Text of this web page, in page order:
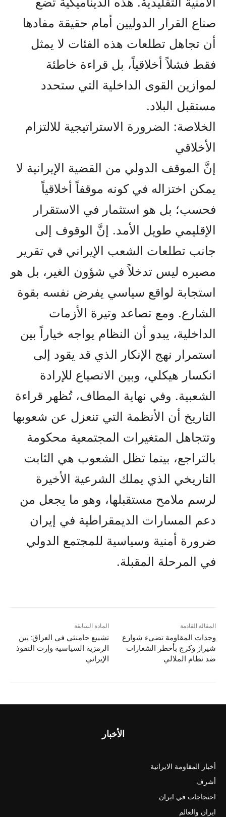
صناع القرار الدوليين أمام حقيقة مفادها
أن تجاهل تطلعات هذه الفئات لا يمثل
فقط فشلاً أخلاقياً، بل قراءة خاطئة
لموازين القوى الداخلية التي ستحدد
مستقبل البلاد.
الخلاصة: الضرورة الاستراتيجية للالتزام
الأخلاقي
إنَّ الموقف الدولي من القضية الإيرانية لا
يمكن اختزاله في كونه موقفاً أخلاقياً
فحسب؛ بل هو استثمار في الاستقرار
الإقليمي طويل الأمد. إنَّ الوقوف إلى
جانب تطلعات الشعب الإيراني في تقرير
مصيره ليس تدخلاً في شؤون الغير، بل هو
استجابة لواقع سياسي يفرض نفسه بقوة
الشارع. ومع تصاعد وتيرة الأزمات
الداخلية، يبدو أن النظام يواجه خياراً بين
استمرار نهج الإنكار الذي قد يقود إلى
انكسار هيكلي، وبين الانصياع للإرادة
الشعبية. وفي نهاية المطاف، تُظهر قراءة
التاريخ أن الأنظمة التي تنعزل عن شعوبها
وتتجاهل المتغيرات المجتمعية محكومة
بالتراجع، بينما تظل الشعوب هي الثابت
التاريخي الذي يملك الشرعية الأخيرة
لرسم ملامح مستقبلها، وهو ما يجعل من
دعم المسارات الديمقراطية في إيران
ضرورة أمنية وسياسية للمجتمع الدولي
في المرحلة المقبلة.
المادة السابقة
تشييع خامنئي في العراق: بين
الرمزية السياسية وإرث النفوذ
الإيراني
المقالة القادمة
وحدات المقاومة تضيء شوارع
شيراز وكرج بأخطر الشعارات
ضد نظام الملالي
الأخبار
أخبار المقاومة الايرانية
أشرف
احتجاجات في ايران
ايران والعالم